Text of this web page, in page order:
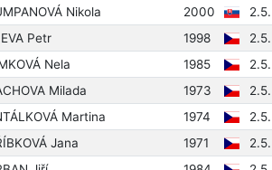
Nikola 2000
Petr 1998
Nela 1985
Milada 1973
Martina 1974
Jana 1971